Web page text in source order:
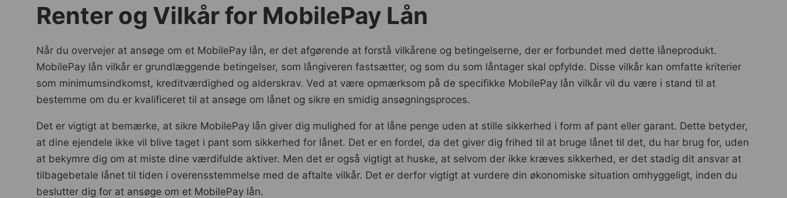
Renter og Vilkår for MobilePay Lån
Når du overvejer at ansøge om et MobilePay lån, er det afgørende at forstå vilkårene og betingelserne, der er forbundet med dette låneprodukt.
MobilePay lån vilkår er grundlæggende betingelser, som långiveren fastsætter, og som du som låntager skal opfylde. Disse vilkår kan omfatte kriterier
som minimumsindkomst, kreditværdighed og alderskrav. Ved at være opmærksom på de specifikke MobilePay lån vilkår vil du være i stand til at
bestemme om du er kvalificeret til at ansøge om lånet og sikre en smidig ansøgningsproces.
Det er vigtigt at bemærke, at sikre MobilePay lån giver dig mulighed for at låne penge uden at stille sikkerhed i form af pant eller garant. Dette betyder,
at dine ejendele ikke vil blive taget i pant som sikkerhed for lånet. Det er en fordel, da det giver dig frihed til at bruge lånet til det, du har brug for, uden
at bekymre dig om at miste dine værdifulde aktiver. Men det er også vigtigt at huske, at selvom der ikke kræves sikkerhed, er det stadig dit ansvar at
tilbagebetale lånet til tiden i overensstemmelse med de aftalte vilkår. Det er derfor vigtigt at vurdere din økonomiske situation omhyggeligt, inden du
beslutter dig for at ansøge om et MobilePay lån.